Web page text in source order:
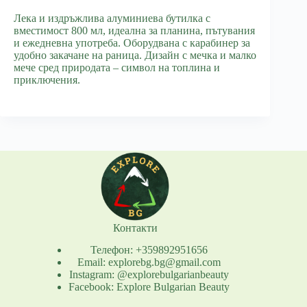
Лека и издръжлива алуминиева бутилка с
вместимост 800 мл, идеална за планина, пътувания
и ежедневна употреба. Оборудвана с карабинер за
удобно закачане на раница. Дизайн с мечка и малко
мече сред природата – символ на топлина и
приключения.
Контакти
Телефон: +359892951656
Email: explorebg.bg@gmail.com
Instagram: @explorebulgarianbeauty
Facebook: Explore Bulgarian Beauty